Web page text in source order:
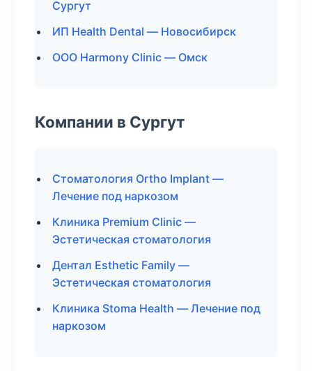
Сургут
ИП Health Dental — Новосибирск
ООО Harmony Clinic — Омск
Компании в Сургут
Стоматология Ortho Implant —
Лечение под наркозом
Клиника Premium Clinic —
Эстетическая стоматология
Дентал Esthetic Family —
Эстетическая стоматология
Клиника Stoma Health — Лечение под
наркозом